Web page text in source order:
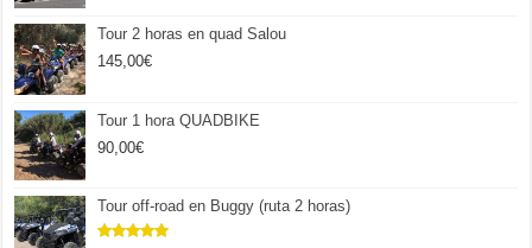
Tour 2 horas en quad Salou
145,00€
Tour 1 hora QUADBIKE
90,00€
Tour off-road en Buggy (ruta 2 horas)